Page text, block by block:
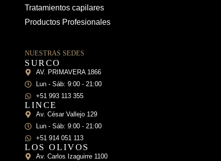
Tratamientos capilares
Productos Profesionales
NUESTRAS SEDES
SURCO
AV. PRIMAVERA 1866
Lun - Sáb: 9:00 - 21:00
+51 993 113 355
LINCE
Av. César Vallejo 129
Lun - Sáb: 9:00 - 21:00
+51 914 051 113
LOS OLIVOS
Av. Carlos Izaguirre 1100